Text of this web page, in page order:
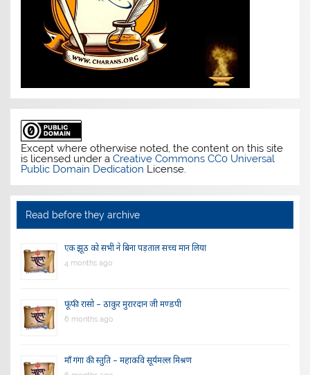
Except where otherwise noted, the content on this site
is licensed under aCreative Commons CC0 Universal
Public Domain Dedication License.
Read before they archive
एक झूठ को सभी ने बिना पड़ताल सच्च मान लिया
4 months ago
फूंफी रासो – ठाकुर मुरारदान जी मण्डपी
6 months ago
माँ गंगा की स्तुति – महाकवि सूर्यमल्ल मिश्रण